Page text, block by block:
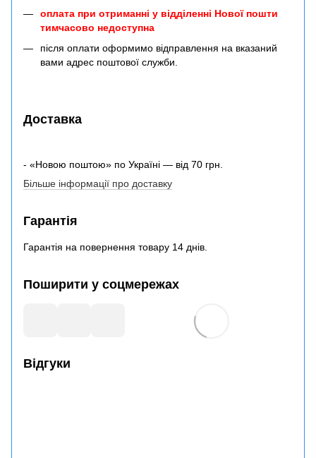
оплата при отриманні у відділенні Нової пошти
тимчасово недоступна
після оплати оформимо відправлення на вказаний
вами адрес поштової служби.
Доставка
- «Новою поштою» по Україні — від 70 грн.
Більше інформації про доставку
Гарантія
Гарантія на повернення товару 14 днів.
Поширити у соцмережах
Відгуки